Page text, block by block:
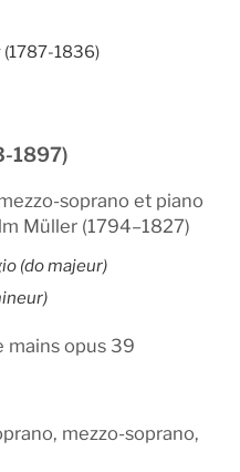
1836)
1897)
soprano et piano
Müller (1794–1827)
(do majeur)
mains opus 39
mezzo-soprano,